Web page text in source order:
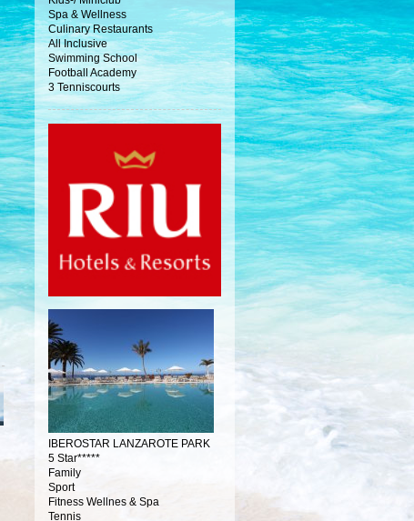
Spa & Wellness
Culinary Restaurants
All Inclusive
Swimming School
Football Academy
3 Tenniscourts
IBEROSTAR LANZAROTE PARK
5 Star*****
Family
Sport
Fitness Wellnes & Spa
Tennis